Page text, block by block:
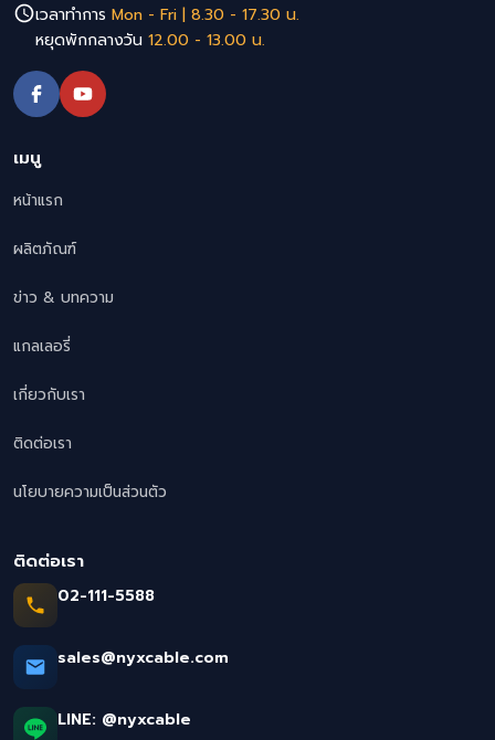
เวลาทำการ Mon - Fri | 8.30 - 17.30 น.
หยุดพักกลางวัน 12.00 - 13.00 น.
เมนู
หน้าแรก
ผลิตภัณฑ์
ข่าว & บทความ
แกลเลอรี่
เกี่ยวกับเรา
ติดต่อเรา
นโยบายความเป็นส่วนตัว
ติดต่อเรา
02-111-5588
sales@nyxcable.com
LINE: @nyxcable